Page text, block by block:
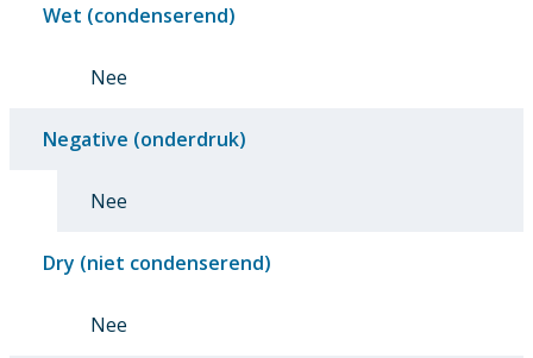
Wet (condenserend)
Nee
Negative (onderdruk)
Nee
Dry (niet condenserend)
Nee